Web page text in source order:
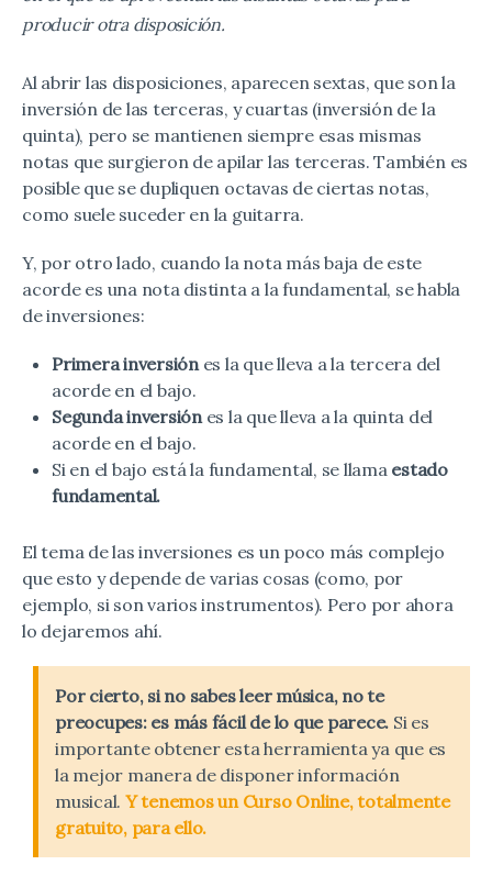
producir otra disposición.
Al abrir las disposiciones, aparecen sextas, que son la
inversión de las terceras, y cuartas (inversión de la
quinta), pero se mantienen siempre esas mismas
notas que surgieron de apilar las terceras. También es
posible que se dupliquen octavas de ciertas notas,
como suele suceder en la guitarra.
Y, por otro lado, cuando la nota más baja de este
acorde es una nota distinta a la fundamental, se habla
de inversiones:
Primera inversión es la que lleva a la tercera del
acorde en el bajo.
Segunda inversiónes la que lleva a la quinta del
acorde en el bajo.
Si en el bajo está la fundamental, se llama estado
fundamental.
El tema de las inversiones es un poco más complejo
que esto y depende de varias cosas (como, por
ejemplo, si son varios instrumentos). Pero por ahora
lo dejaremos ahí.
Por cierto, si no sabes leer música, no te
preocupes: es más fácil de lo que parece. Si es
importante obtener esta herramienta ya que es
la mejor manera de disponer información
musical. Y tenemos un Curso Online, totalmente
gratuito, para ello.